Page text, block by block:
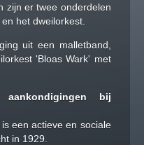
zijn er twee onderdelen
het dweilorkest.
uit een malletband,
'Bloas Wark' met
bij
een actieve en sociale
in 1929.